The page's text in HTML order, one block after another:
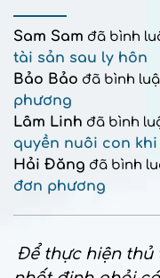
Sam Sam đã bình
tài sản sau ly hôn
Bảo Bảo đã bình
phương
Lâm Linh đã bình
quyền nuôi con
Hải Đăng đã bình
đơn phương
Để thực hiện thủ